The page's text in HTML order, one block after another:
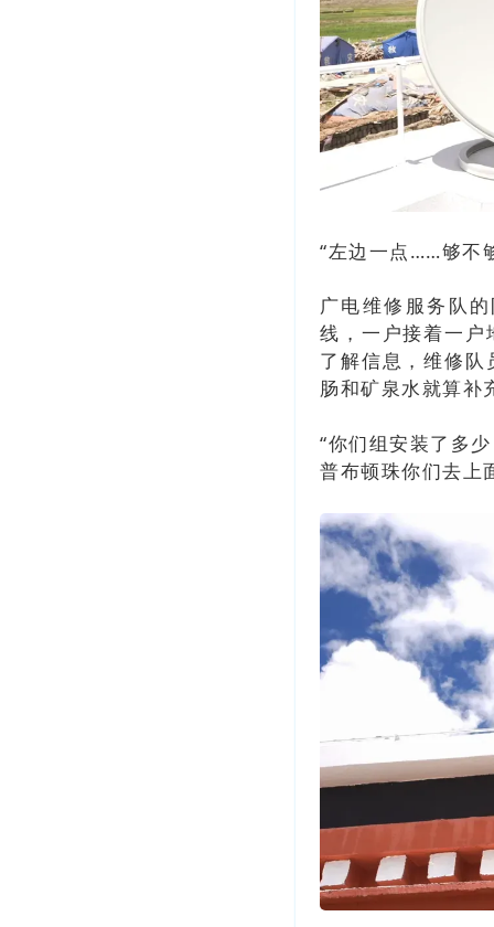
“左边一点……够不
广电维修服务队
线，一户接着一户
了解信息，维修
肠和矿泉水就算补
“你们组安装了多
普布顿珠你们去上